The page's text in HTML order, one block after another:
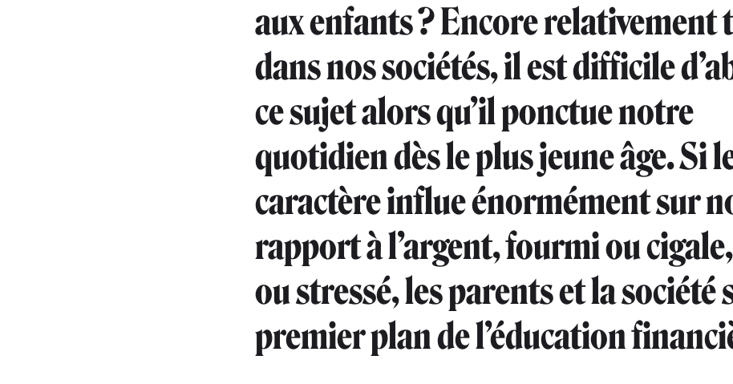
aux enfants ? Encore relativement
dans nos sociétés, il est difficile
ce sujet alors qu’il ponctue notre
quotidien dès le plus jeune âge. Si
caractère influe énormément sur
rapport à l’argent, fourmi ou
ou stressé, les parents et la société
premier plan de l’éducation